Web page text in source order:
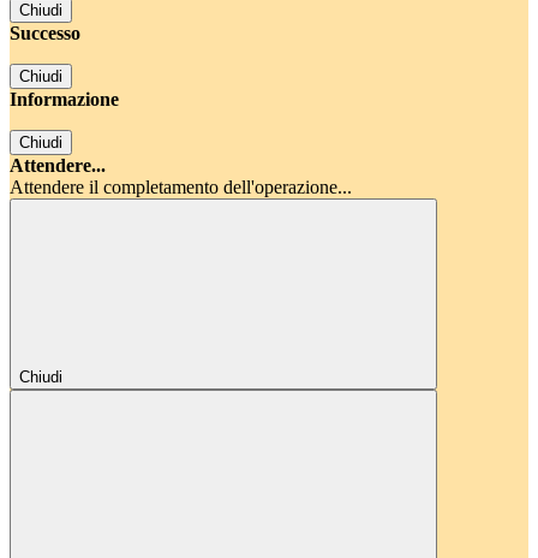
Chiudi
Successo
Chiudi
Informazione
Chiudi
Attendere...
Attendere il completamento dell'operazione...
Chiudi